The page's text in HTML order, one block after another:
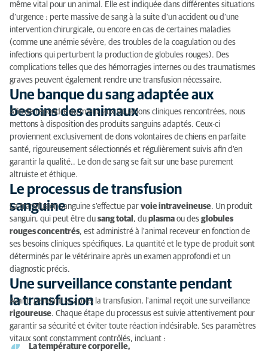
Une banque du sang adaptée aux besoins des
animaux
Le processus de transfusion sanguine
Une surveillance constante pendant la transfusion
Sécurité et suivi après la transfusion
Un service essentiel pour sauver des vies
même vital pour un animal. Elle est indiquée dans différentes situations
d’urgence : perte massive de sang à la suite d’un accident ou d’une
intervention chirurgicale, ou encore en cas de certaines maladies
(comme une anémie sévère, des troubles de la coagulation ou des
infections qui perturbent la production de globules rouges). Des
complications telles que des hémorragies internes ou des traumatismes
graves peuvent également rendre une transfusion nécessaire.
Une banque du sang adaptée aux
besoins des animaux
Afin de répondre au mieux aux situations cliniques rencontrées, nous
mettons à disposition des produits sanguins adaptés. Ceux-ci
proviennent exclusivement de dons volontaires de chiens en parfaite
santé, rigoureusement sélectionnés et régulièrement suivis afin d’en
garantir la qualité.. Le don de sang se fait sur une base purement
altruiste et éthique.
Le processus de transfusion
sanguine
La transfusion sanguine s’effectue par voie intraveineuse. Un produit
sanguin, qui peut être du sang total , du plasma ou des globules
rouges concentrés, est administré à l'animal receveur en fonction de
ses besoins cliniques spécifiques. La quantité et le type de produit sont
déterminés par le vétérinaire après un examen approfondi et un
diagnostic précis.
Une surveillance constante pendant
la transfusion
Avant, pendant et après la transfusion, l'animal reçoit une surveillance
rigoureuse. Chaque étape du processus est suivie attentivement pour
garantir sa sécurité et éviter toute réaction indésirable. Ses paramètres
vitaux sont constamment contrôlés, incluant :
La température corporelle,